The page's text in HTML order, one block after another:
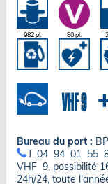
982 pl. 80 pl.
Bureau du port :
T. 04 94 01 55
VHF 9, possibilité
24h/24, toute